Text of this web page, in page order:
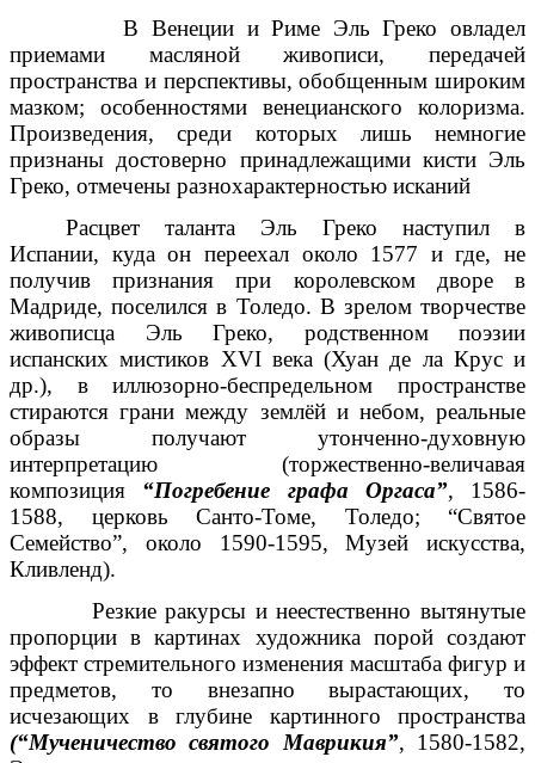
В Венеции и Риме Эль Греко овладел
приемами масляной живописи, передачей
пространства и перспективы, обобщенным широким
мазком; особенностями венецианского колоризма.
Произведения, среди которых лишь немногие
признаны достоверно принадлежащими кисти Эль
Греко, отмечены разнохарактерностью исканий
Расцвет таланта Эль Греко наступил в
Испании, куда он переехал около 1577 и где, не
получив признания при королевском дворе в
Мадриде, поселился в Толедо. В зрелом творчестве
живописца Эль Греко, родственном поэзии
испанских мистиков XVI века (Хуан де ла Крус и
др.), в иллюзорно-беспредельном пространстве
стираются грани между землёй и небом, реальные
образы получают утонченно-духовную
интерпретацию (торжественно-величавая
композиция “Погребение графа Оргаса”, 1586-
1588, церковь Санто-Томе, Толедо; “Святое
Семейство”, около 1590-1595, Музей искусства,
Кливленд).
Резкие ракурсы и неестественно вытянутые
пропорции в картинах художника порой создают
эффект стремительного изменения масштаба фигур и
предметов, то внезапно вырастающих, то
исчезающих в глубине картинного пространства
(“Мученичество святого Маврикия”, 1580-1582,